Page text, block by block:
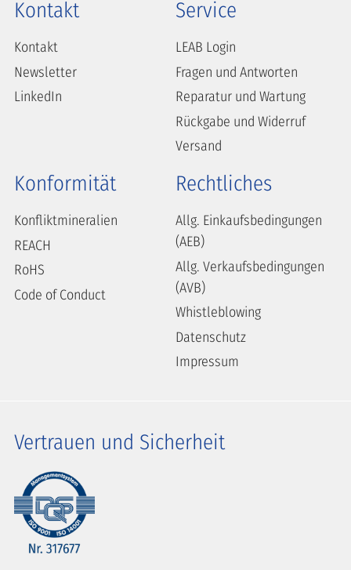
Kontakt
Kontakt
Newsletter
LinkedIn
Service
LEAB Login
Fragen und Antworten
Reparatur und Wartung
Rückgabe und Widerruf
Versand
Konformität
Konfliktmineralien
REACH
RoHS
Code of Conduct
Rechtliches
Allg. Einkaufsbedingungen
(AEB)
Allg. Verkaufsbedingungen
(AVB)
Whistleblowing
Datenschutz
Impressum
Vertrauen und Sicherheit